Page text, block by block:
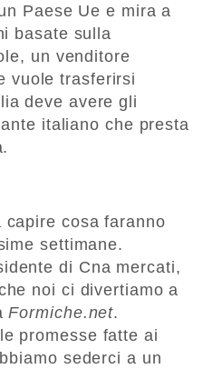
Paese Ue e mira a
basate sulla
un venditore
vuole trasferirsi
deve avere gli
italiano che presta
capire cosa faranno
settimane.
di Cna mercati,
noi ci divertiamo a
Formiche.net.
promesse fatte ai
sederci a un